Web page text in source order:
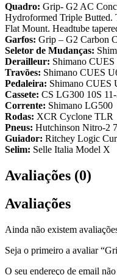
Quadro: Grip- G2 AC
Hydroformed Triple Butted.
Flat Mount. Headtube
Garfos: Grip – G2 Carbon
Seletor de Mudanças:
Derailleur: Shimano
Travões: Shimano CUES
Pedaleira: Shimano CUES
Cassete: CS LG300 10S
Corrente: Shimano LG500
Rodas: XCR Cyclone TLR
Pneus: Hutchinson Nitro-2
Guiador: Ritchey Logic
Selim: Selle Italia Model X
Avaliações (0)
Avaliações
Ainda não existem
Seja o primeiro a avaliar
O seu endereço de email